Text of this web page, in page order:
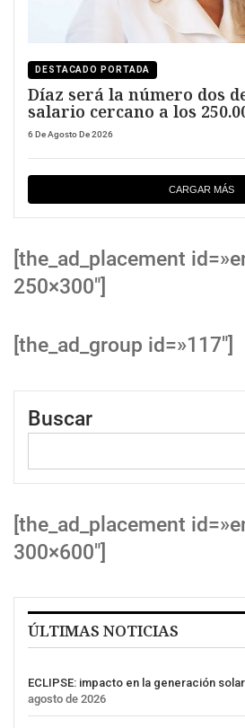
DESTACADO PORTADA
Díaz será la número dos
salario cercano a los
6 De Agosto De 2026
CARGAR MÁS
[the_ad_placement
250×300″]
[the_ad_group id=»117″]
Buscar
[the_ad_placement
300×600″]
ÚLTIMAS NOTICIAS
ECLIPSE: impacto en la generación
agosto de 2026